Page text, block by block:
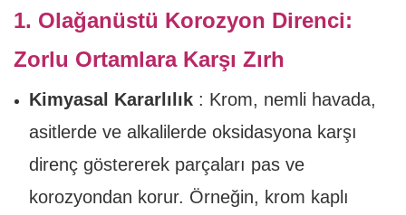
1. Olağanüstü Korozyon Direnci:
Zorlu Ortamlara Karşı Zırh
Kimyasal Kararlılık: Krom, nemli havada,
asitlerde ve alkalilerde oksidasyona karşı
direnç göstererek parçaları pas ve
korozyondan korur. Örneğin, krom kaplı